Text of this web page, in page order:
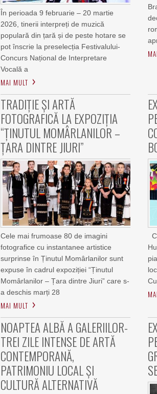
În perioada 9 februarie – 20 martie
2026, tinerii interpreți de muzică
populară din țară și de peste hotare se
pot înscrie la preselecția Festivalului-
Concurs Național de Interpretare
Vocală a
MAI MULT
TRADIȚIE ȘI ARTĂ
FOTOGRAFICĂ LA EXPOZIȚIA
“ȚINUTUL MOMÂRLANILOR –
ȚARA DINTRE JIURI”
Cele mai frumoase 80 de imagini
fotografice cu instantanee artistice
surprinse în Ținutul Momârlanilor sunt
expuse în cadrul expoziției “Ținutul
Momârlanilor – Țara dintre Jiuri” care s-
a deschis marți 28
MAI MULT
NOAPTEA ALBĂ A GALERIILOR-
TREI ZILE INTENSE DE ARTĂ
CONTEMPORANĂ,
PATRIMONIU LOCAL ȘI
CULTURĂ ALTERNATIVĂ